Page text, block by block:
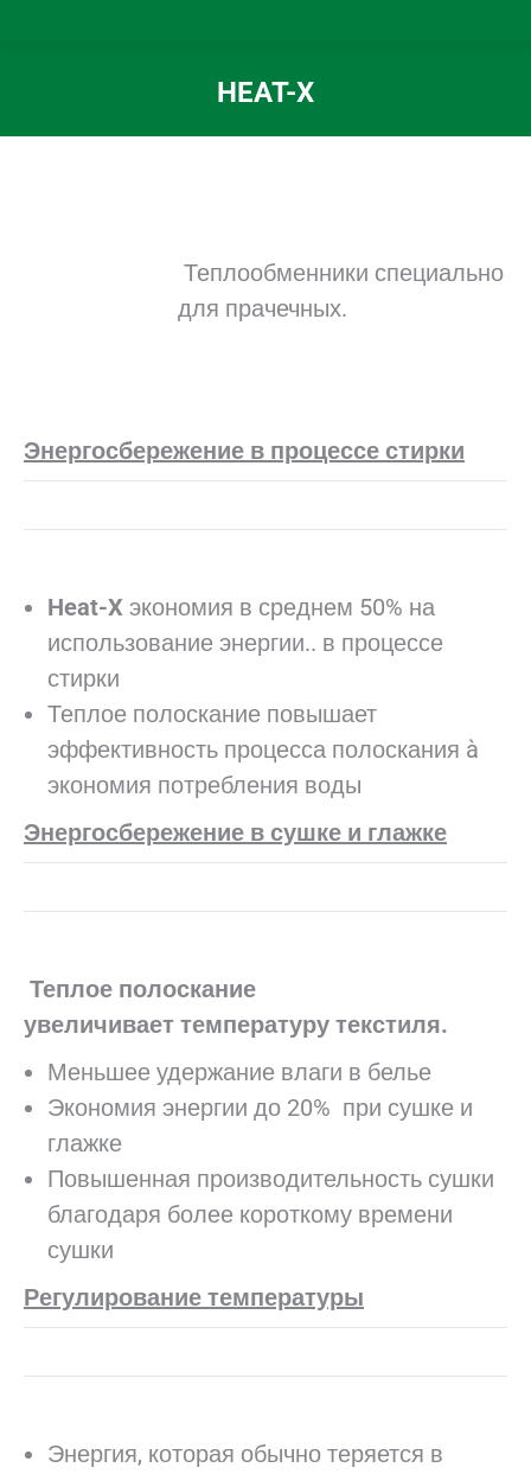
HEAT-X
Вы здесь:
Теплообменники специально
для прачечных.
Энергосбережение в процессе стирки
Heat-X экономия в среднем 50% на
использование энергии.. в процессе
стирки
Теплое полоскание повышает
эффективность процесса полоскания à
экономия потребления воды
Энергосбережение в сушке и глажке
Теплое полоскание
увеличивает температуру текстиля.
Меньшее удержание влаги в белье
Экономия энергии до 20% при сушке и
глажке
Повышенная производительность сушки
благодаря более короткому времени
сушки
Регулирование температуры
Энергия, которая обычно теряется в